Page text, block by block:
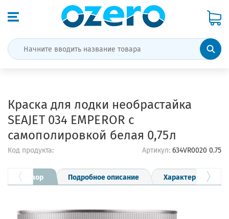
Краска для лодки необрастайка
SEAJET 034 EMPEROR с
самополировкой белая 0,75л
Код продукта: Артикул: 634VR0020 0.75
Обзор Подробное описание Характеристики